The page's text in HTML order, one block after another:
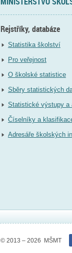
Rejstříky, databáze
Statistika školství
Pro veřejnost
O školské statistice
Sběry statistických
Statistické výstupy a
Číselníky a
Adresáře školských
© 2013 – 2026 MŠMT